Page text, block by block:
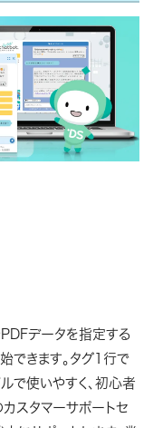
PDFデータを指定する
できます。タグ1行で
で使いやすく、初心者
スタマーサポートセ